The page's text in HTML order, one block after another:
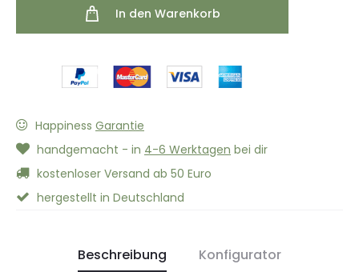
In den Warenkorb
Happiness Garantie
handgemacht - in 4-6 Werktagen bei dir
kostenloser Versand ab 50 Euro
hergestellt in Deutschland
Beschreibung
Konfigurator